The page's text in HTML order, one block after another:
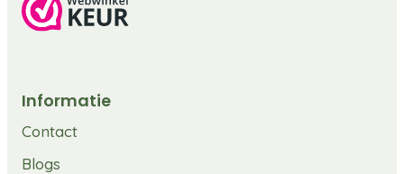
Informatie
Contact
Blogs